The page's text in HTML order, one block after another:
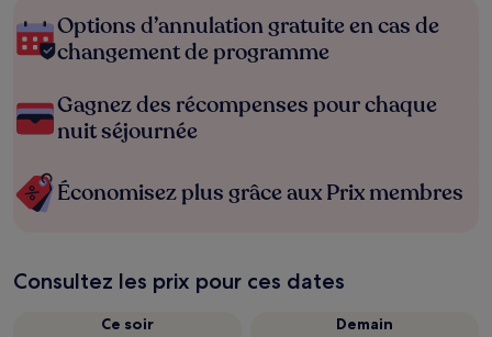
Options d’annulation gratuite en cas de
changement de programme
Gagnez des récompenses pour chaque
nuit séjournée
Économisez plus grâce aux Prix membres
Consultez les prix pour ces dates
Ce soir
Demain